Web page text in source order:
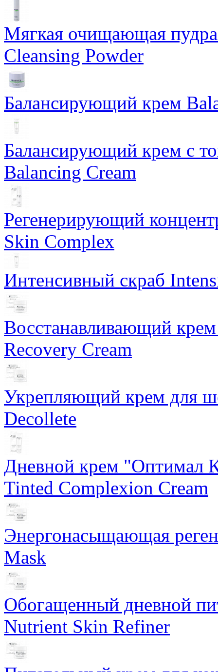
Мягкая очищающая
Cleansing Powder
Балансирующий крем
Балансирующий крем с
Balancing Cream
Регенерирующий
Skin Complex
Интенсивный скраб
Восстанавливающий
Recovery Cream
Укрепляющий крем для
Decollete
Дневной крем "Оптимал
Tinted Complexion Cream
Энергонасыщающая
Mask
Обогащенный дневной
Nutrient Skin Refiner